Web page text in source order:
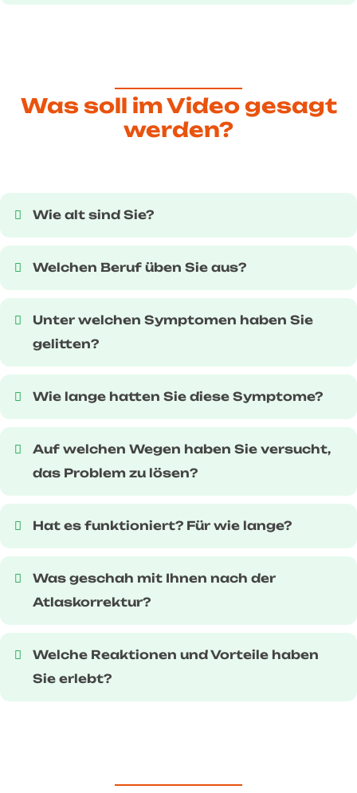
Was soll im Video gesagt
werden?
Wie alt sind Sie?
Welchen Beruf üben Sie aus?
Unter welchen Symptomen haben Sie
gelitten?
Wie lange hatten Sie diese Symptome?
Auf welchen Wegen haben Sie versucht,
das Problem zu lösen?
Hat es funktioniert? Für wie lange?
Was geschah mit Ihnen nach der
Atlaskorrektur?
Welche Reaktionen und Vorteile haben
Sie erlebt?